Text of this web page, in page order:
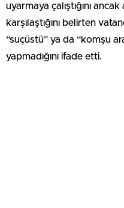
uyarmaya çalıştığını
karşılaştığını belirten
“suçüstü” ya da “komşu
yapmadığını ifade etti.